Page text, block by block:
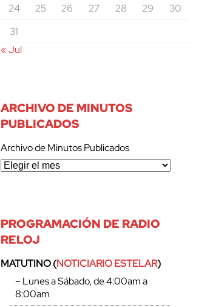
24
25 26 27 28 29
30
31
« Jul
ARCHIVO DE MINUTOS
PUBLICADOS
Archivo de Minutos Publicados
PROGRAMACIÓN DE RADIO
RELOJ
MATUTINO (NOTICIARIO ESTELAR)
– Lunes a Sábado, de 4:00am a
8:00am